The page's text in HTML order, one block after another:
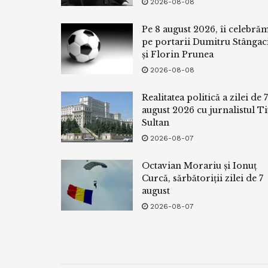
Pe 8 august 2026, îi
pe portarii Dumitru
și Florin Prunea
2026-08-08
Realitatea politică a zilei de 7
august 2026 cu jurnalistul
Sultan
2026-08-07
Octavian Morariu și Ionuț
Curcă, sărbătoriții zilei de 7
august
2026-08-07